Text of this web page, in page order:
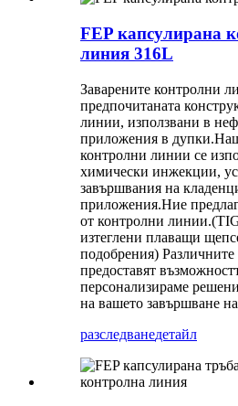
FEP капсулирана
линия 316L
Заварените контролни
предпочитаната
линии, използвани в
приложения в
контролни линии се
химически инжекции,
завършвания на
приложения.Ние
от контролни
изтеглени плаващи
подобрения)
предоставят
персонализираме
на вашето завършване
разследванедетайл